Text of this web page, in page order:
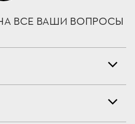
ВСЕ ВАШИ ВОПРОСЫ